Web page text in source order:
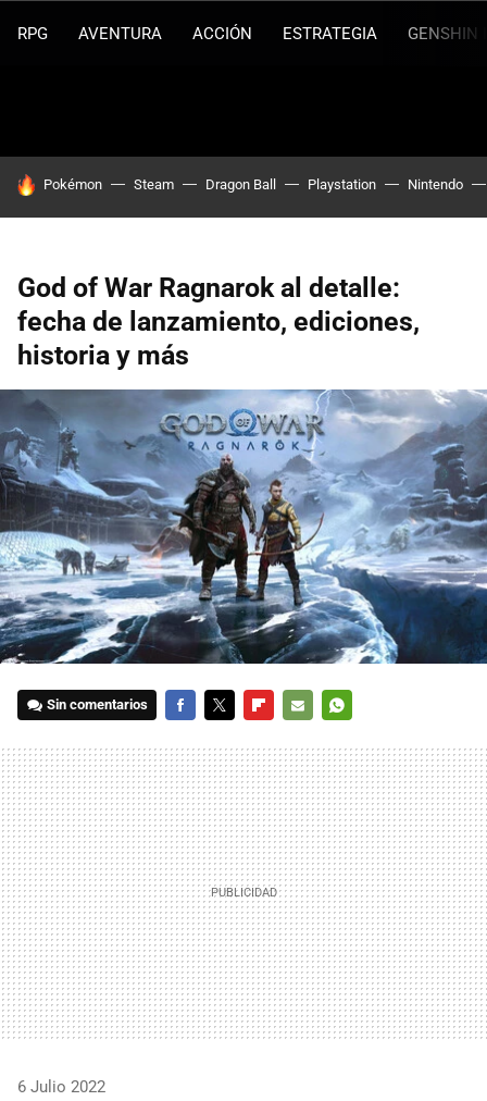
RPG AVENTURA ACCIÓN ESTRATEGIA GENSHIN
HOY SE HABLA DE
Pokémon Steam Dragon Ball Playstation Nintendo
God of War Ragnarok al detalle:
fecha de lanzamiento, ediciones,
historia y más
Sin comentarios
MAIL
6 Julio 2022